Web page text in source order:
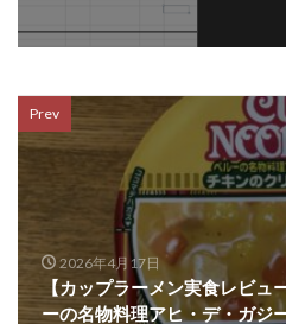
Prev
2026年4月17日
【カップラーメン実食レビュ
ーの名物料理アヒ・デ・ガ